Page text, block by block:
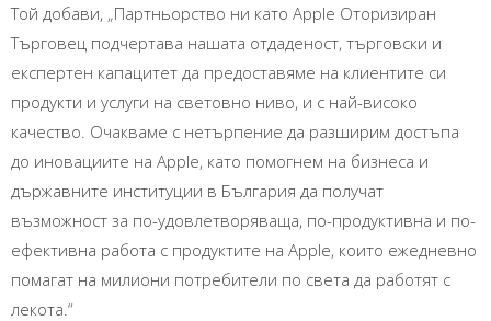
Той добави, „Партньорство ни като Apple Oторизиран
Търговец подчертава нашата отдаденост, търговски и
експертен капацитет да предоставяме на клиентите си
продукти и услуги на световно ниво, и с най-високо
качество. Очакваме с нетърпение да разширим достъпа
до иновациите на Apple, като помогнем на бизнеса и
държавните институции в България да получат
възможност за по-удовлетворяваща, по-продуктивна и по-
ефективна работа с продуктите на Apple, които ежедневно
помагат на милиони потребители по света да работят с
лекота.“